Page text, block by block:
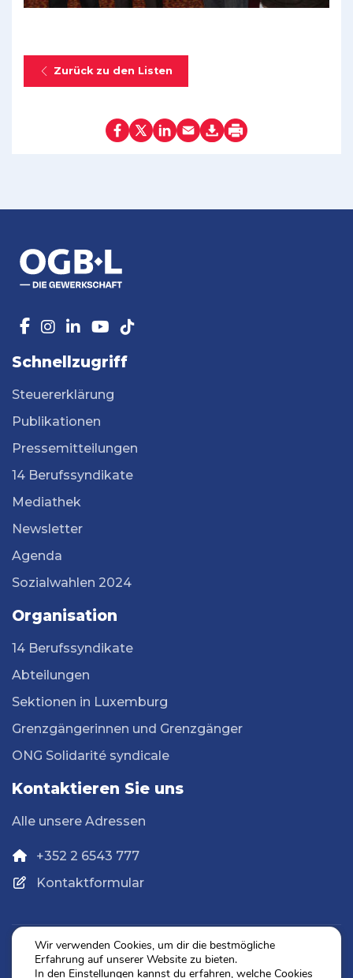
Zurück zu den Listen
Schnellzugriff
Steuererklärung
Publikationen
Pressemitteilungen
14 Berufssyndikate
Mediathek
Newsletter
Agenda
Sozialwahlen 2024
Organisation
14 Berufssyndikate
Abteilungen
Sektionen in Luxemburg
Grenzgängerinnen und Grenzgänger
ONG Solidarité syndicale
Kontaktieren Sie uns
Alle unsere Adressen
+352 2 6543 777
Kontaktformular
Datenschutz
Wir verwenden Cookies, um dir die bestmögliche
Erfahrung auf unserer Website zu bieten.
In den Einstellungen kannst du erfahren, welche Cookies